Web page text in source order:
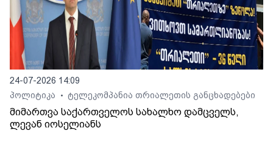
24-07-2026 14:09
პოლიტიკა
• ტელეკომპანია თრიალეთის განცხადებები
მიმართვა საქართველოს სახალხო დამცველს,
ლევან იოსელიანს